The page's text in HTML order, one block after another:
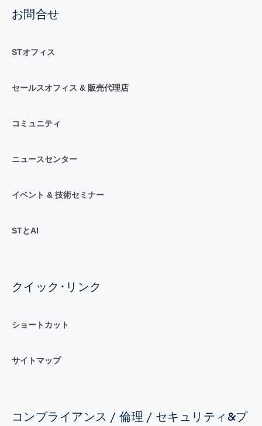
お問合せ
STオフィス
セールスオフィス & 販売代理店
コミュニティ
ニュースセンター
イベント & 技術セミナー
STとAI
クイック･リンク
ショートカット
サイトマップ
コンプライアンス / 倫理 / セキュリティ&プ